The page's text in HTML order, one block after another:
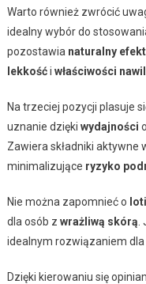
Warto również zwrócić
idealny wybór do
pozostawia naturalny
lekkośći właściwości
Na trzeciej pozycji plasuje
uznanie dzięki wydajności
Zawiera składniki aktywne
minimalizujące ryzyko
Nie można zapomnieć o
dla osób z wrażliwą skórą
idealnym rozwiązaniem
Dzięki kierowaniu się